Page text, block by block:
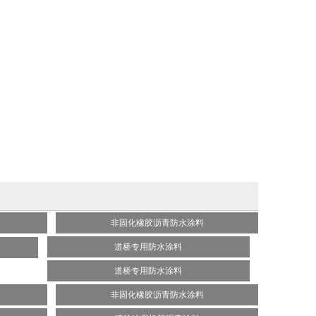
非固化橡胶沥青防水涂料
道桥专用防水涂料
道桥专用防水涂料
非固化橡胶沥青防水涂料